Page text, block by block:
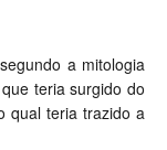
a mitologia
teria surgido do
qual teria trazido a